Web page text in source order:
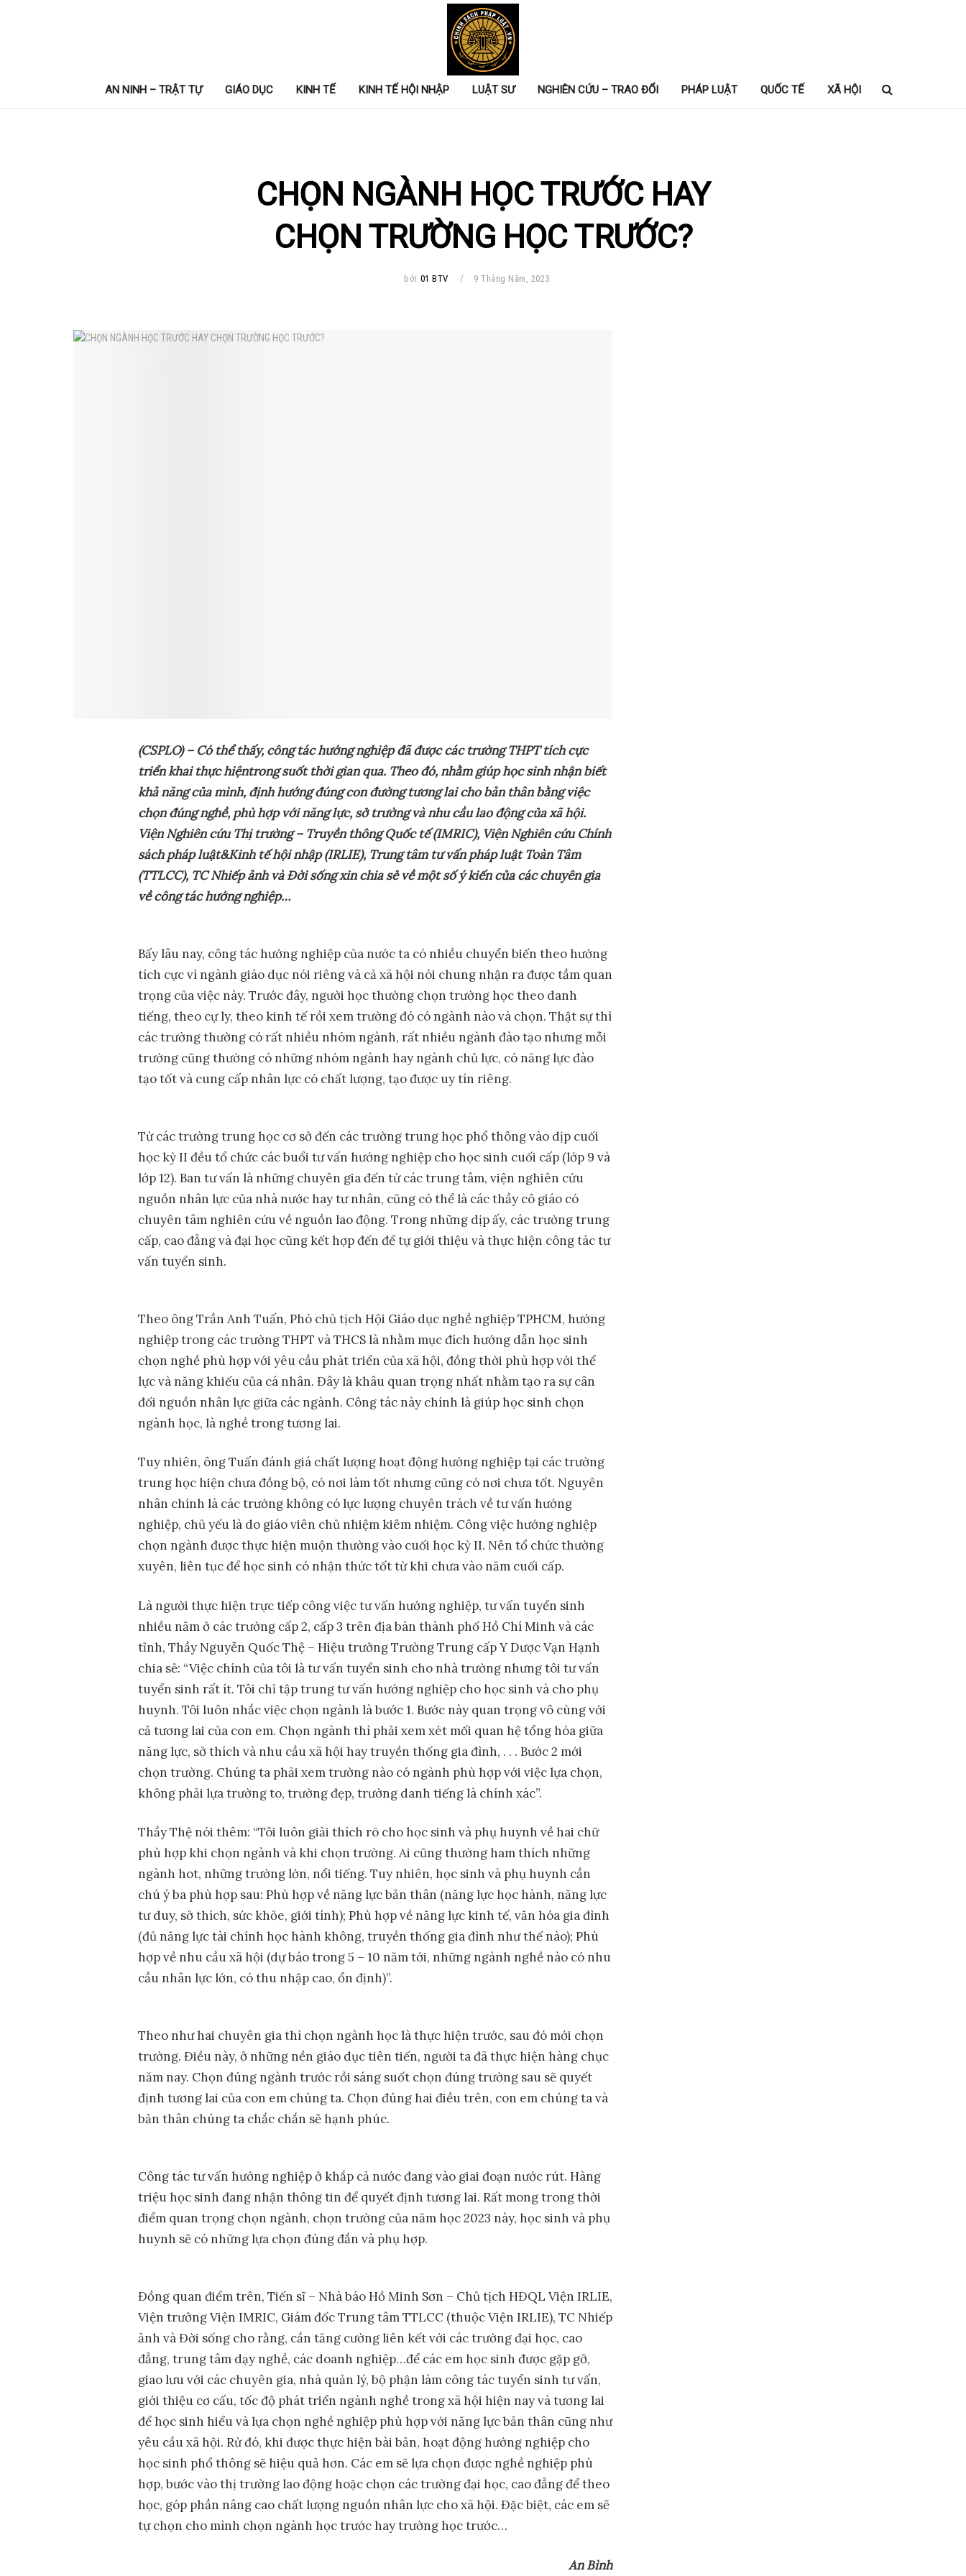
AN NINH – TRẬT TỰ GIÁO DỤC KINH TẾ KINH TẾ HỘI NHẬP LUẬT SƯ NGHIÊN CỨU – TRAO ĐỔI PHÁP LUẬT QUỐC TẾ XÃ HỘI
CHỌN NGÀNH HỌC TRƯỚC HAY
CHỌN TRƯỜNG HỌC TRƯỚC?
bởi 01 BTV 9 Tháng Năm, 2023
(CSPLO) – Cóthể thấy, công tác hướng nghiệp đã được các trường THPT tích cực
triển khai thực hiệntrong suốt thời gian qua. Theo đó, nhằmgiúp học sinh nhận biết
khả năng của mình, định hướng đúng con đường tương lai cho bản thân bằng việc
chọn đúng nghề, phù hợp với năng lực, sở trường và nhu cầu lao động của xã hội.
Viện Nghiên cứu Thị trường – Truyền thông Quốc tế (IMRIC), Viện Nghiên cứu Chính
sách pháp luật&Kinh tế hội nhập (IRLIE), Trung tâm tư vấn pháp luật Toàn Tâm
(TTLCC), TC Nhiếp ảnh và Đời sống xin chia sẻ về một số ý kiến của các chuyên gia
về công tác hướng nghiệp…
Bấy lâu nay, công tác hướng nghiệp của nước ta có nhiều chuyển biến theo hướng
tích cực vì ngành giáo dục nói riêng và cả xã hội nói chung nhận ra được tầm quan
trọng của việc này. Trước đây, người học thường chọn trường học theo danh
tiếng, theo cự ly, theo kinh tế rồi xem trường đó có ngành nào và chọn. Thật sự thì
các trường thường có rất nhiều nhóm ngành, rất nhiều ngành đào tạo nhưng mỗi
trường cũng thường có những nhóm ngành hay ngành chủ lực, có năng lực đào
tạo tốt và cung cấp nhân lực có chất lượng, tạo được uy tín riêng.
Từ các trường trung học cơ sở đến các trường trung học phổ thông vào dịp cuối
học kỳ II đều tổ chức các buổi tư vấn hướng nghiệp cho học sinh cuối cấp (lớp 9 và
lớp 12). Ban tư vấn là những chuyên gia đến từ các trung tâm, viện nghiên cứu
nguồn nhân lực của nhà nước hay tư nhân, cũng có thể là các thầy cô giáo có
chuyên tâm nghiên cứu về nguồn lao động. Trong những dịp ấy, các trường trung
cấp, cao đẳng và đại học cũng kết hợp đến để tự giới thiệu và thực hiện công tác tư
vấn tuyển sinh.
Theo ông Trần Anh Tuấn, Phó chủ tịch Hội Giáo dục nghề nghiệp TPHCM, hướng
nghiệp trong các trường THPT và THCS là nhằm mục đích hướng dẫn học sinh
chọn nghề phù hợp với yêu cầu phát triển của xã hội, đồng thời phù hợp với thể
lực và năng khiếu của cá nhân. Đây là khâu quan trọng nhất nhằm tạo ra sự cân
đối nguồn nhân lực giữa các ngành. Công tác này chính là giúp học sinh chọn
ngành học, là nghề trong tương lai.
Tuy nhiên, ông Tuấn đánh giá chất lượng hoạt động hướng nghiệp tại các trường
trung học hiện chưa đồng bộ, có nơi làm tốt nhưng cũng có nơi chưa tốt. Nguyên
nhân chính là các trường không có lực lượng chuyên trách về tư vấn hướng
nghiệp, chủ yếu là do giáo viên chủ nhiệm kiêm nhiệm. Công việc hướng nghiệp
chọn ngành được thực hiện muộn thường vào cuối học kỳ II. Nên tổ chức thường
xuyên, liên tục để học sinh có nhận thức tốt từ khi chưa vào năm cuối cấp.
Là người thực hiện trực tiếp công việc tư vấn hướng nghiệp, tư vấn tuyển sinh
nhiều năm ở các trường cấp 2, cấp 3 trên địa bàn thành phố Hồ Chí Minh và các
tỉnh, Thầy Nguyễn Quốc Thệ – Hiệu trưởng Trường Trung cấp Y Dược Vạn Hạnh
chia sẻ: “Việc chính của tôi là tư vấn tuyển sinh cho nhà trường nhưng tôi tư vấn
tuyển sinh rất ít. Tôi chỉ tập trung tư vấn hướng nghiệp cho học sinh và cho phụ
huynh. Tôi luôn nhắc việc chọn ngành là bước 1. Bước này quan trọng vô cùng với
cả tương lai của con em. Chọn ngành thì phải xem xét mối quan hệ tổng hòa giữa
năng lực, sở thích và nhu cầu xã hội hay truyền thống gia đình, . . . Bước 2 mới
chọn trường. Chúng ta phải xem trường nào có ngành phù hợp với việc lựa chọn,
không phải lựa trường to, trường đẹp, trường danh tiếng là chính xác”.
Thầy Thệ nói thêm: “Tôi luôn giải thích rõ cho học sinh và phụ huynh về hai chữ
phù hợp khi chọn ngành và khi chọn trường. Ai cũng thường ham thích những
ngành hot, những trường lớn, nổi tiếng. Tuy nhiên, học sinh và phụ huynh cần
chú ý ba phù hợp sau: Phù hợp về năng lực bản thân (năng lực học hành, năng lực
tư duy, sở thích, sức khỏe, giới tính); Phù hợp về năng lực kinh tế, văn hóa gia đình
(đủ năng lực tài chính học hành không, truyền thống gia đình như thế nào); Phù
hợp về nhu cầu xã hội (dự báo trong 5 – 10 năm tới, những ngành nghề nào có nhu
cầu nhân lực lớn, có thu nhập cao, ổn định)”.
Theo như hai chuyên gia thì chọn ngành học là thực hiện trước, sau đó mới chọn
trường. Điều này, ở những nền giáo dục tiên tiến, người ta đã thực hiện hàng chục
năm nay. Chọn đúng ngành trước rồi sáng suốt chọn đúng trường sau sẽ quyết
định tương lai của con em chúng ta. Chọn đúng hai điều trên, con em chúng ta và
bản thân chúng ta chắc chắn sẽ hạnh phúc.
Công tác tư vấn hướng nghiệp ở khắp cả nước đang vào giai đoạn nước rút. Hàng
triệu học sinh đang nhận thông tin để quyết định tương lai. Rất mong trong thời
điểm quan trọng chọn ngành, chọn trường của năm học 2023 này, học sinh và phụ
huynh sẽ có những lựa chọn đúng đắn và phụ hợp.
Đồng quan điểm trên, Tiến sĩ – Nhà báo Hồ Minh Sơn – Chủ tịch HĐQL Viện IRLIE,
Viện trưởng Viện IMRIC, Giám đốc Trung tâm TTLCC (thuộc Viện IRLIE), TC Nhiếp
ảnh và Đời sống cho rằng, cần tăng cường liên kết với các trường đại học, cao
đẳng, trung tâm dạy nghề, các doanh nghiệp…để các em học sinh được gặp gỡ,
giao lưu với các chuyên gia, nhà quản lý, bộ phận làm công tác tuyển sinh tư vấn,
giới thiệu cơ cấu, tốc độ phát triển ngành nghề trong xã hội hiện nay và tương lai
để học sinh hiểu và lựa chọn nghề nghiệp phù hợp với năng lực bản thân cũng như
yêu cầu xã hội. Rừ đó, khi được thực hiện bài bản, hoạt động hướng nghiệp cho
học sinh phổ thông sẽ hiệu quả hơn. Các em sẽ lựa chọn được nghề nghiệp phù
hợp, bước vào thị trường lao động hoặc chọn các trường đại học, cao đẳng để theo
học, góp phần nâng cao chất lượng nguồn nhân lực cho xã hội. Đặc biệt, các em sẽ
tự chọn cho mình chọn ngành học trước hay trường học trước…
An Bình